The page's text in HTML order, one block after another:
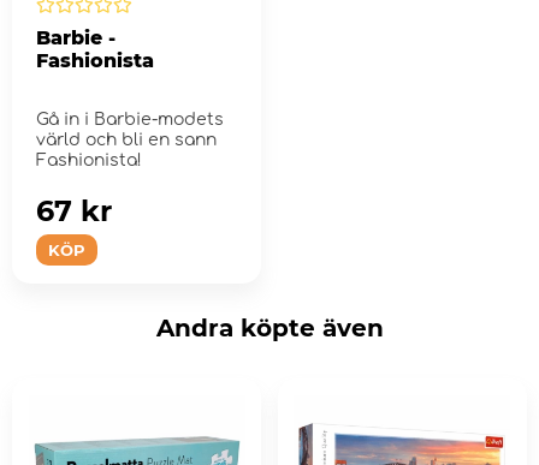
Barbie -
Fashionista
Gå in i Barbie-modets
värld och bli en sann
Fashionista!
KÖP
67 kr
Andra köpte även